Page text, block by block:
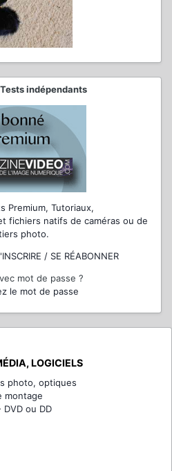
indépendants
Premium, Tutoriaux,
fichiers natifs de caméras ou de
photo.
/ SE RÉABONNER
mot de passe ?
le mot de passe
LOGICIELS
photo, optiques
montage
ou DD